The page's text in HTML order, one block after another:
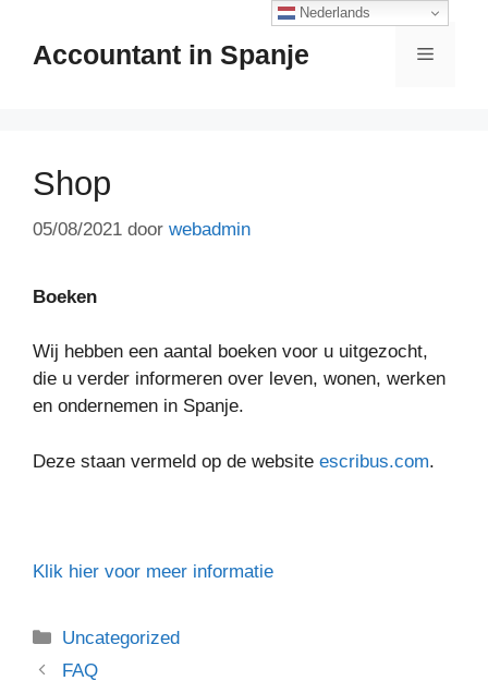
Accountant in Spanje Menu
Shop
05/08/2021 door webadmin
Boeken
Wij hebben een aantal boeken voor u uitgezocht,
die u verder informeren over leven, wonen, werken
en ondernemen in Spanje.
Deze staan vermeld op de website escribus.com.
Klik hier voor meer informatie
Categorieën
Uncategorized
FAQ
Nederlands